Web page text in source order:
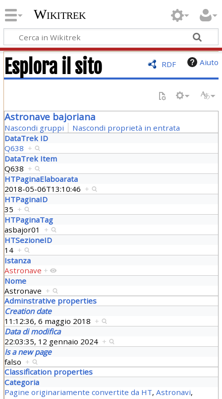
Wikitrek
RDF Aiuto
Esplora il sito
Astronave bajoriana
Nascondi gruppi
Nascondi proprietà in entrata
DataTrek ID
Q638 +
DataTrek Item
Q638 +
HTPaginaElaboarata
2018-05-06T13:10:46 +
HTPaginaID
35 +
HTPaginaTag
asbajor01 +
HTSezioneID
14 +
Istanza
Astronave +
Nome
Astronave +
Adminstrative properties
Creation date
11:12:36, 6 maggio 2018 +
Data di modifica
22:03:35, 12 gennaio 2024 +
Is a new page
falso +
Classification properties
Categoria
Pagine originariamente convertite da HT, Astronavi,